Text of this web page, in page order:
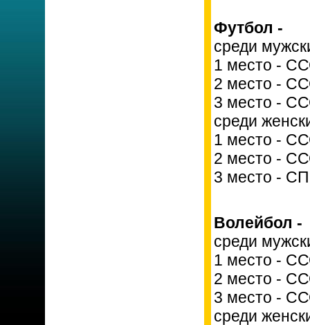
Футбол -
среди
1 место -
2 место -
3 место -
среди
1 место -
2 место -
3 место -
Волейбол -
среди
1 место -
2 место -
3 место -
среди